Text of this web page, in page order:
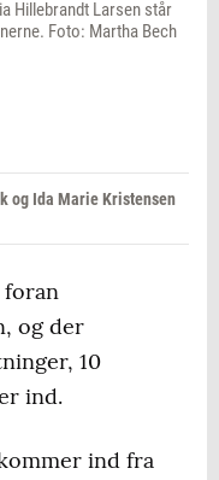
Hillebrandt Larsen står
Foto: Martha Bech
og Ida Marie Kristensen
foran
og der
10
ind.
ind fra